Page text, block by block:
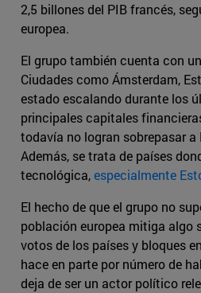
2,5 billones del PIB francés,
europea.
El grupo también cuenta con
Ciudades como Ámsterdam,
estado escalando durante los
principales capitales
todavía no logran sobrepasar a
Además, se trata de países
tecnológica,especialmente
El hecho de que el grupo no
población europea mitiga algo
votos de los países y bloques
hace en parte por número de
deja de ser un actor político